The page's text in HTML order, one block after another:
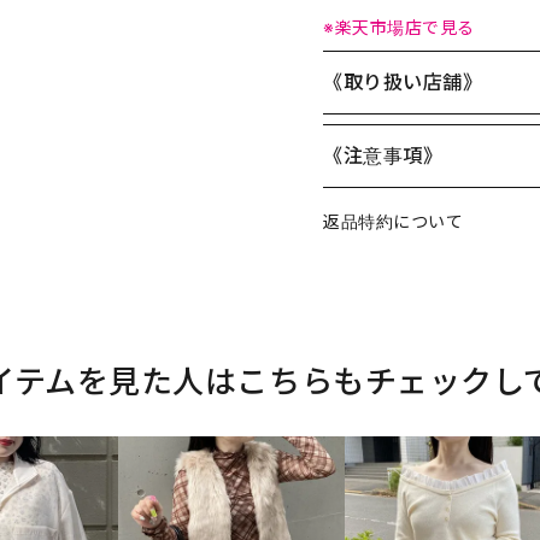
※楽天市場店で見る
《取り扱い店舗》
《注意事項》
返品特約について
テムを見た人はこちらもチェックし